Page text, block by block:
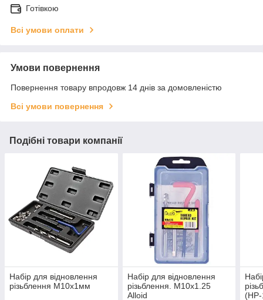
Готівкою
Всі умови оплати
Умови повернення
Повернення товару впродовж 14 днів за домовленістю
Всі умови повернення
Подібні товари компанії
Набір для відновлення
різьблення М10х1мм
Набір для відновлення
різьблення. М10х1.25
Alloid
(НР-